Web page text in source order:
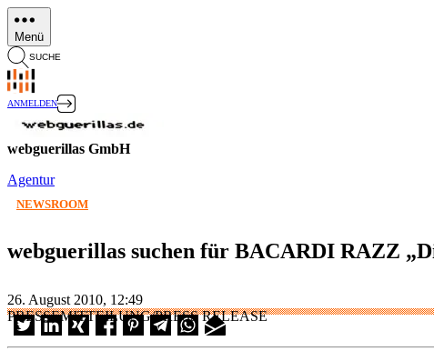
Direkt
zum
Inhalt
Menü
SUCHE
ANMELDEN
webguerillas GmbH
Agentur
NEWSROOM
webguerillas suchen für BACARDI RAZZ
26. August 2010, 12:49
PRESSEMITTEILUNG/PRESS RELEASE